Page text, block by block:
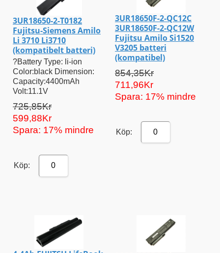
3UR18650-2-T0182
Fujitsu-Siemens Amilo
Li 3710 Li3710
(kompatibelt batteri)
?Battery Type: li-ion
Color:black Dimension:
Capacity:4400mAh
Volt:11.1V
725,85Kr
599,88Kr
Spara: 17% mindre
Köp: 0
3UR18650F-2-QC12C
3UR18650F-2-QC12W
Fujitsu Amilo Si1520
V3205 batteri
(kompatibel)
854,35Kr
711,96Kr
Spara: 17% mindre
Köp: 0